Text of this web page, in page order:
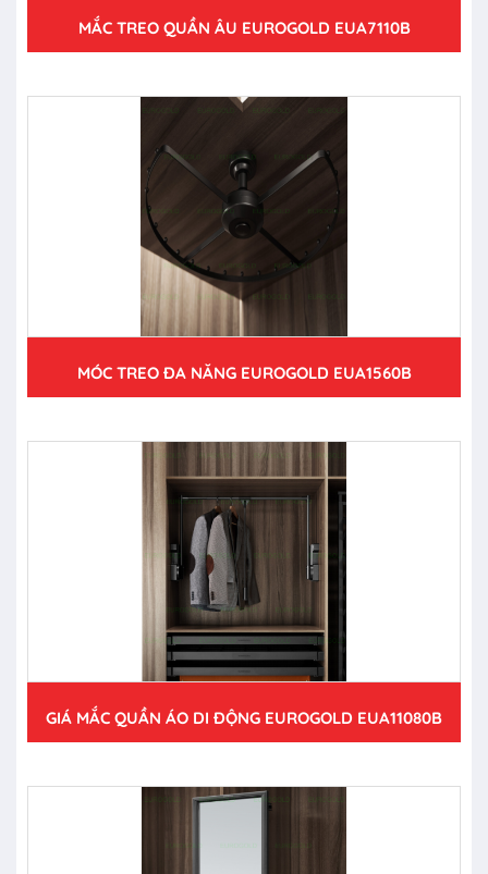
MẮC TREO QUẦN ÂU EUROGOLD EUA7110B
MÓC TREO ĐA NĂNG EUROGOLD EUA1560B
GIÁ MẮC QUẦN ÁO DI ĐỘNG EUROGOLD EUA11080B